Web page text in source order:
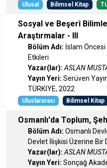
Ulusal Bilimsel Kitap
Sosyal ve Beşerî
Araştırmalar - III
Bölüm Adı: İslam Öncesi
Etkileri
Yazar(lar): ASLAN
Yayın Yeri: Serüven
TÜRKİYE, 2022
Uluslararası Bilimsel Kitap
Osmanlı'da Toplum,
Bölüm Adı: Osmanlı
Devlet İlişkisi Üzerine Bir
Yazar(lar): ASLAN
Yayın Yeri: Sonçağ